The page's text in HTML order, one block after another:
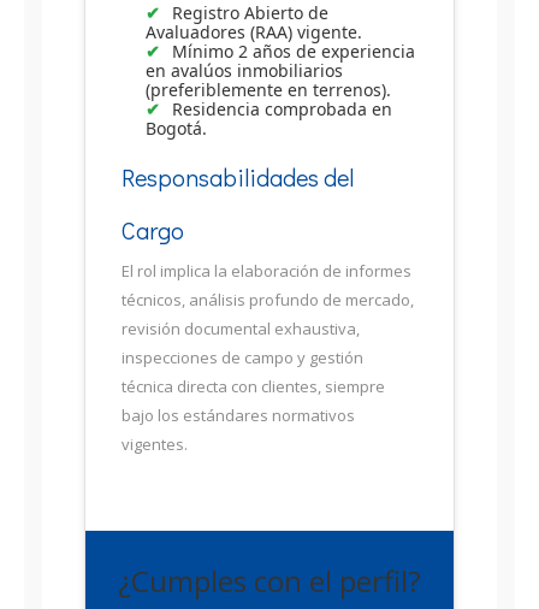
Registro Abierto de
Avaluadores (RAA) vigente.
Mínimo 2 años de experiencia
en avalúos inmobiliarios
(preferiblemente en terrenos).
Residencia comprobada en
Bogotá.
Responsabilidades del
Cargo
El rol implica la elaboración de informes
técnicos, análisis profundo de mercado,
revisión documental exhaustiva,
inspecciones de campo y gestión
técnica directa con clientes, siempre
bajo los estándares normativos
vigentes.
¿Cumples con el perfil?